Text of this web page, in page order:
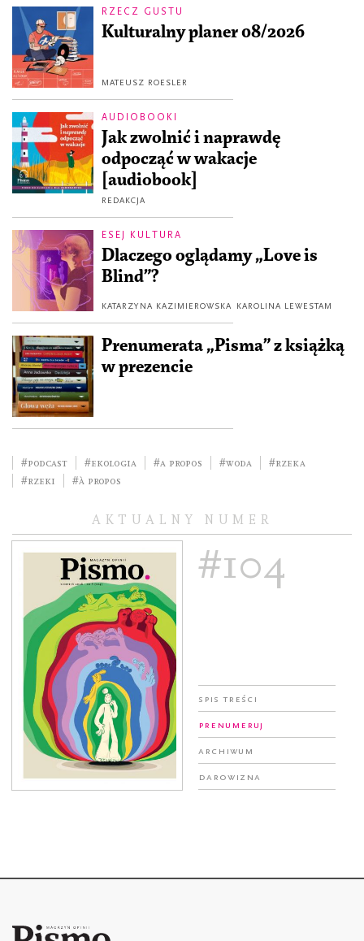
RZECZ GUSTU
Kulturalny planer 08/2026
MATEUSZ ROESLER
AUDIOBOOKI
Jak zwolnić i naprawdę
odpocząć w wakacje
[audiobook]
REDAKCJA
ESEJ KULTURA
Dlaczego oglądamy „Love is
Blind”?
KATARZYNA KAZIMIEROWSKA KAROLINA LEWESTAM
Prenumerata „Pisma” z książką
w prezencie
#podcast #ekologia #a propos #woda
#Rzeka
#rzeki
#À propos
AKTUALNY NUMER
#104
Spis treści
Prenumeruj
Archiwum
Darowizna